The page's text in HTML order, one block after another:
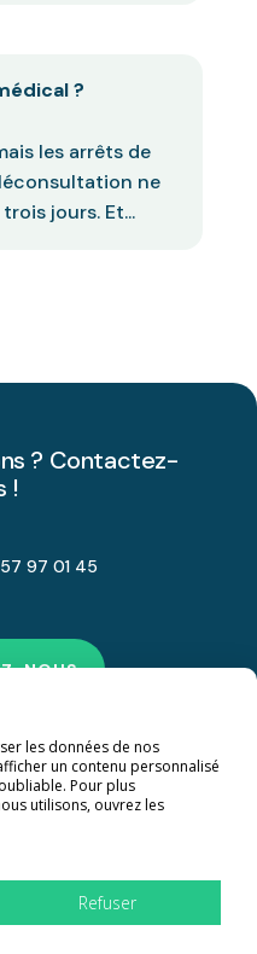
?
les arrêts de
ne
jours. Et...
? Contactez-
!
97 01 45
NOUS
les données de nos
un contenu personnalisé
Pour plus
utilisons, ouvrez les
Refuser